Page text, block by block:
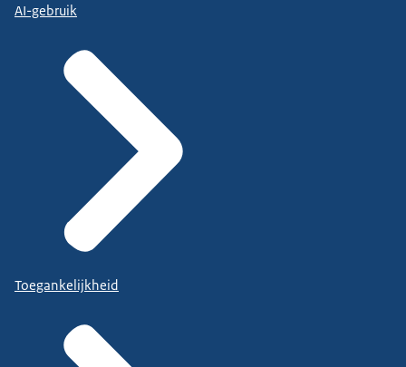
AI-gebruik
Toegankelijkheid